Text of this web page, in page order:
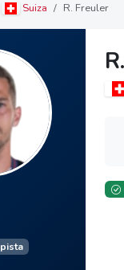
Suiza R. Freuler